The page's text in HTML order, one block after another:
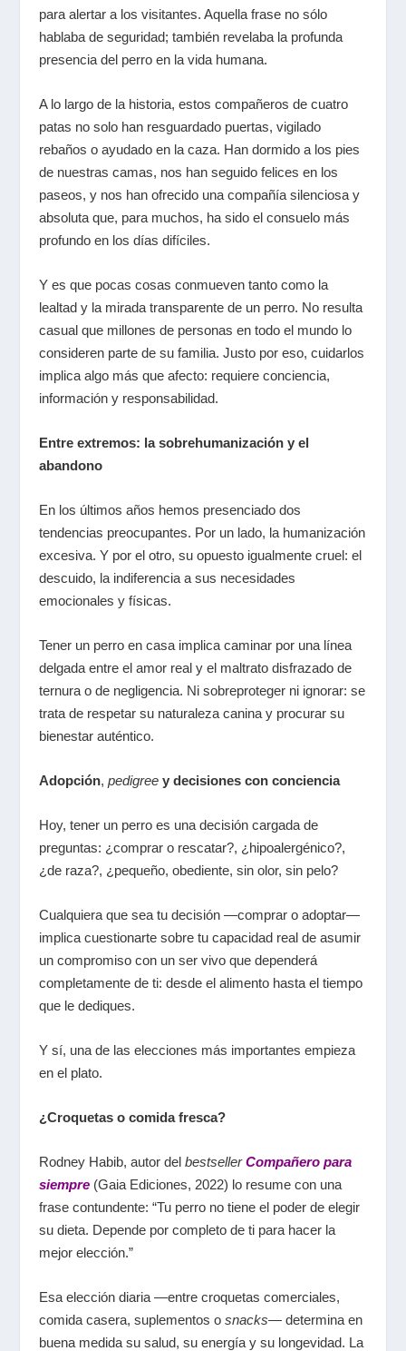
para alertar a los visitantes. Aquella frase no sólo
hablaba de seguridad; también revelaba la profunda
presencia del perro en la vida humana.
A lo largo de la historia, estos compañeros de cuatro
patas no solo han resguardado puertas, vigilado
rebaños o ayudado en la caza. Han dormido a los pies
de nuestras camas, nos han seguido felices en los
paseos, y nos han ofrecido una compañía silenciosa y
absoluta que, para muchos, ha sido el consuelo más
profundo en los días difíciles.
Y es que pocas cosas conmueven tanto como la
lealtad y la mirada transparente de un perro. No resulta
casual que millones de personas en todo el mundo lo
consideren parte de su familia. Justo por eso, cuidarlos
implica algo más que afecto: requiere conciencia,
información y responsabilidad.
Entre extremos: la sobrehumanización y el
abandono
En los últimos años hemos presenciado dos
tendencias preocupantes. Por un lado, la humanización
excesiva. Y por el otro, su opuesto igualmente cruel: el
descuido, la indiferencia a sus necesidades
emocionales y físicas.
Tener un perro en casa implica caminar por una línea
delgada entre el amor real y el maltrato disfrazado de
ternura o de negligencia. Ni sobreproteger ni ignorar: se
trata de respetar su naturaleza canina y procurar su
bienestar auténtico.
Adopción, pedigree y decisiones con conciencia
Hoy, tener un perro es una decisión cargada de
preguntas: ¿comprar o rescatar?, ¿hipoalergénico?,
¿de raza?, ¿pequeño, obediente, sin olor, sin pelo?
Cualquiera que sea tu decisión —comprar o adoptar—
implica cuestionarte sobre tu capacidad real de asumir
un compromiso con un ser vivo que dependerá
completamente de ti: desde el alimento hasta el tiempo
que le dediques.
Y sí, una de las elecciones más importantes empieza
en el plato.
¿Croquetas o comida fresca?
Rodney Habib, autor del bestseller Compañero para
siempre(Gaia Ediciones, 2022) lo resume con una
frase contundente: “Tu perro no tiene el poder de elegir
su dieta. Depende por completo de ti para hacer la
mejor elección.”
Esa elección diaria —entre croquetas comerciales,
comida casera, suplementos o snacks— determina en
buena medida su salud, su energía y su longevidad. La